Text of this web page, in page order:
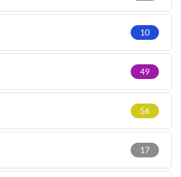
10
49
56
17